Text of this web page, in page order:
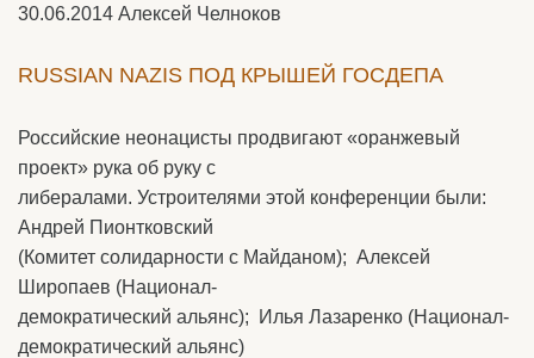
30.06.2014 Алексей Челноков
RUSSIAN NAZIS ПОД КРЫШЕЙ ГОСДЕПА
Российские неонацисты продвигают «оранжевый
проект» рука об руку с
либералами. Устроителями этой конференции были:
Андрей Пионтковский
(Комитет солидарности с Майданом); Алексей
Широпаев (Национал-
демократический альянс); Илья Лазаренко (Национал-
демократический альянс)